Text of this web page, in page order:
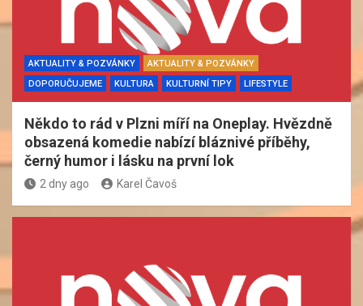
AKTUALITY & POZVÁNKY
AKTUALITY & POZVÁNKY
DOPORUČUJEME
KULTURA KULTURNÍ TIPY LIFESTYLE
Někdo to rád v Plzni míří na Oneplay. Hvězdně
obsazená komedie nabízí bláznivé příběhy,
černý humor i lásku na první lok
2 dny ago Karel Čavoš